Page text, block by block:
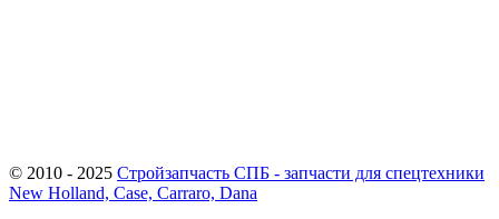
© 2010 - 2025 Стройзапчасть СПБ - запчасти для спецтехники
New Holland, Case, Carraro, Dana